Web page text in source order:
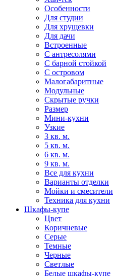
Особенности
Для студии
Для хрущевки
Для дачи
Встроенные
С антресолями
С барной стойкой
С островом
Малогабаритные
Модульные
Скрытые ручки
Размер
Мини-кухни
Узкие
3 кв. м.
5 кв. м.
6 кв. м.
9 кв. м.
Все для кухни
Варианты отделки
Мойки и смесители
Техника для кухни
Шкафы-купе
Цвет
Коричневые
Серые
Темные
Черные
Светлые
Белые шкафы-купе